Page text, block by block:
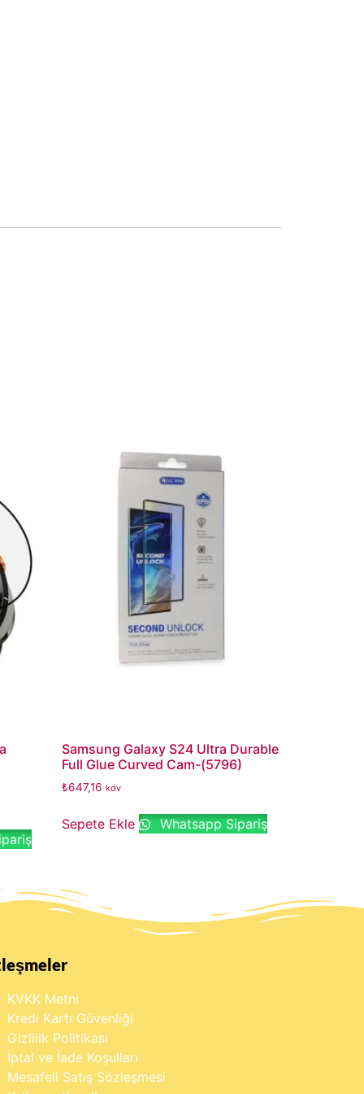
Samsung Galaxy S24 Ultra Durable
Full Glue Curved Cam-(5796)
₺647,16 kdv
Sepete Ekle Whatsapp Sipariş
KVKK Metni
Kredi Kartı Güvenliği
Gizlilik Politikası
İptal ve İade Koşulları
Mesafeli Satış Sözleşmesi